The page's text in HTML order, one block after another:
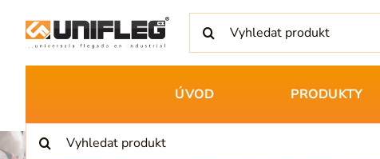
obsah
ÚVOD PRODUKTY
Hledat: